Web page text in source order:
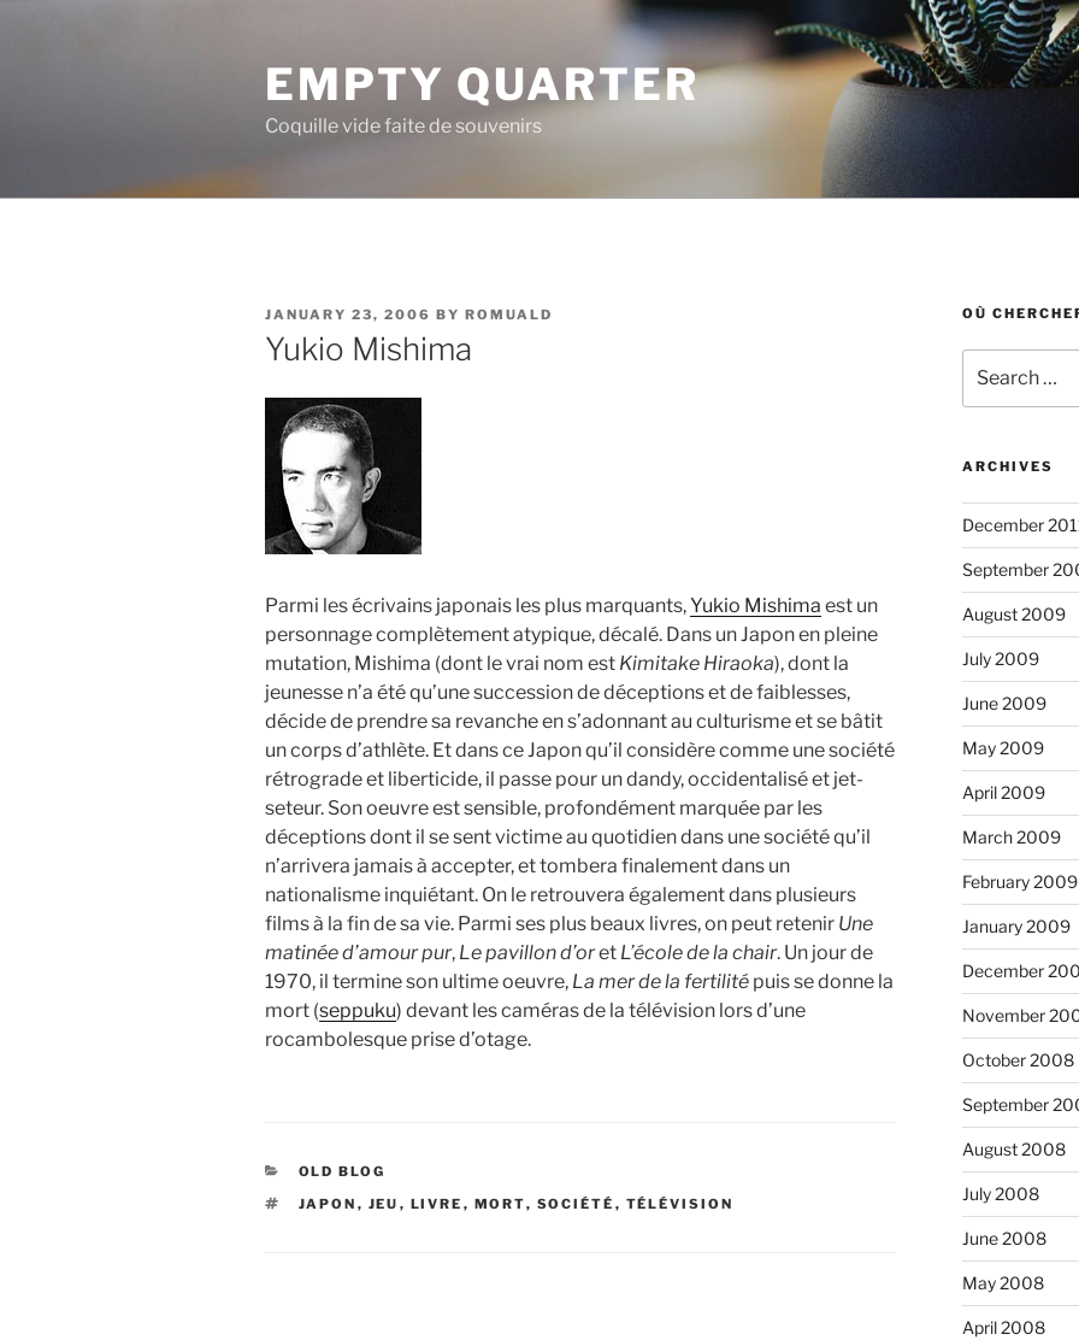
EMPTY QUARTER
Coquille vide faite de souvenirs
POSTED
ON
JANUARY 23, 2006 BY ROMUALD
Yukio Mishima
Parmi les écrivains japonais les plus marquants,Yukio Mishima est un
personnage complètement atypique, décalé. Dans un Japon en pleine
mutation, Mishima (dont le vrai nom est Kimitake Hiraoka), dont la
jeunesse n’a été qu’une succession de déceptions et de faiblesses,
décide de prendre sa revanche en s’adonnant au culturisme et se bâtit
un corps d’athlète. Et dans ce Japon qu’il considère comme une société
rétrograde et liberticide, il passe pour un dandy, occidentalisé et jet-
seteur. Son oeuvre est sensible, profondément marquée par les
déceptions dont il se sent victime au quotidien dans une société qu’il
n’arrivera jamais à accepter, et tombera finalement dans un
nationalisme inquiétant. On le retrouvera également dans plusieurs
films à la fin de sa vie. Parmi ses plus beaux livres, on peut retenir Une
matinée d’amour pur, Le pavillon d’oret L’école de la chair. Un jour de
1970, il termine son ultime oeuvre, La mer de la fertilité puis se donne la
mort (seppuku) devant les caméras de la télévision lors d’une
rocambolesque prise d’otage.
CATEGORIES
OLD BLOG
TAGS
JAPON , JEU , LIVRE , MORT, SOCIÉTÉ , TÉLÉVISION
OÙ
for:
ARCHIVES
December
September
August 2009
July 2009
June 2009
May 2009
April 2009
March 2009
February 2009
January 2009
December
November
October 2008
September
August 2008
July 2008
June 2008
May 2008
April 2008